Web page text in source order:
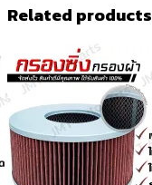
Related products